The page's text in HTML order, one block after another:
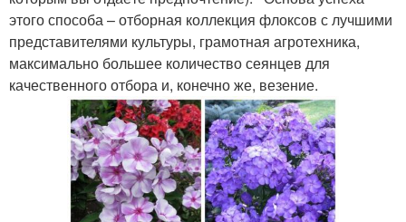
этого способа – отборная коллекция флоксов с лучшими
представителями культуры, грамотная агротехника,
максимально большее количество сеянцев для
качественного отбора и, конечно же, везение.